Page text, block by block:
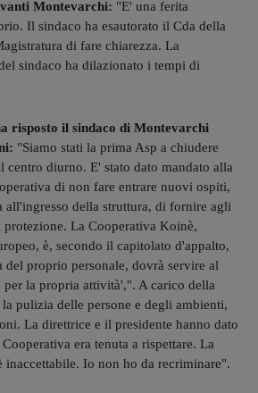
Montevarchi: "E' una ferita
Il sindaco ha esautorato il Cda della
di fare chiarezza. La
sindaco ha dilazionato i tempi di
risposto il sindaco di Montevarchi
"Siamo stati la prima Asp a chiudere
centro diurno. E' stato dato mandato alla
di non fare entrare nuovi ospiti,
all'ingresso della struttura, di fornire agli
La Cooperativa Koinè,
è, secondo il capitolato d'appalto,
del proprio personale, dovrà servire al
la propria attività',". A carico della
pulizia delle persone e degli ambienti,
La direttrice e il presidente hanno dato
era tenuta a rispettare. La
Io non ho da recriminare".